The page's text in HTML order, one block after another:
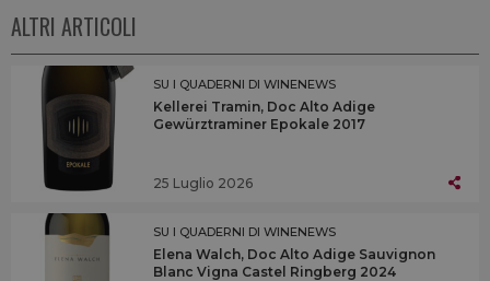
ALTRI ARTICOLI
SU I QUADERNI DI WINENEWS
Kellerei Tramin, Doc Alto Adige
Gewürztraminer Epokale 2017
25 Luglio 2026
SU I QUADERNI DI WINENEWS
Elena Walch, Doc Alto Adige Sauvignon
Blanc Vigna Castel Ringberg 2024